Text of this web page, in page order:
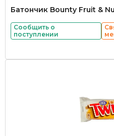
Батончик Bounty Fruit &
Сообщить о
поступлении